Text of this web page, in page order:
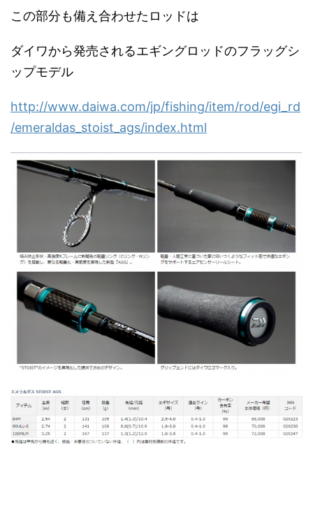
この部分も備え合わせたロッドは
ダイワから発売されるエギングロッドのフラッグシ
ップモデル
http://www.daiwa.com/jp/fishing/item/rod/egi_rd
/emeraldas_stoist_ags/index.html